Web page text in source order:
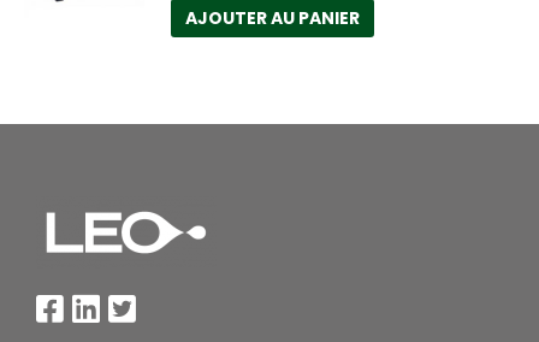
AJOUTER AU PANIER